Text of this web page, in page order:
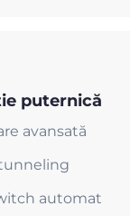
puternică
avansată
automat